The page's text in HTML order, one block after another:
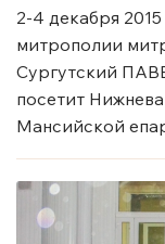
2-4 декабря
митрополии
Сургутский
посетит
Мансийской